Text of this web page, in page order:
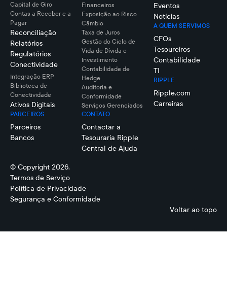
Capital de Giro
Contas a Receber e a
Pagar
Reconciliação
Relatórios
Regulatórios
Conectividade
Integração ERP
Biblioteca de
Conectividade
Ativos Digitais
PARCEIROS
Parceiros
Bancos
Financeiros
Exposição ao Risco
Câmbio
Taxa de Juros
Gestão do Ciclo de
Vida de Dívida e
Investimento
Contabilidade de
Hedge
Auditoria e
Conformidade
Serviços Gerenciados
CONTATO
Contactar a
Tesouraria Ripple
Central de Ajuda
Eventos
Notícias
A QUEM SERVIMOS
CFOs
Tesoureiros
Contabilidade
TI
RIPPLE
Ripple.com
Carreiras
© Copyright 2026.
Termos de Serviço
Política de Privacidade
Segurança e Conformidade
Voltar ao topo